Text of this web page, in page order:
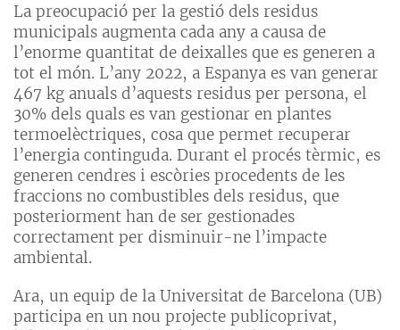
La preocupació per la gestió dels residus
municipals augmenta cada any a causa de
l’enorme quantitat de deixalles que es generen a
tot el món. L’any 2022, a Espanya es van generar
467 kg anuals d’aquests residus per persona, el
30% dels quals es van gestionar en plantes
termoelèctriques, cosa que permet recuperar
l’energia continguda. Durant el procés tèrmic, es
generen cendres i escòries procedents de les
fraccions no combustibles dels residus, que
posteriorment han de ser gestionades
correctament per disminuir-ne l’impacte
ambiental.
Ara, un equip de la Universitat de Barcelona (UB)
participa en un nou projecte publicoprivat,